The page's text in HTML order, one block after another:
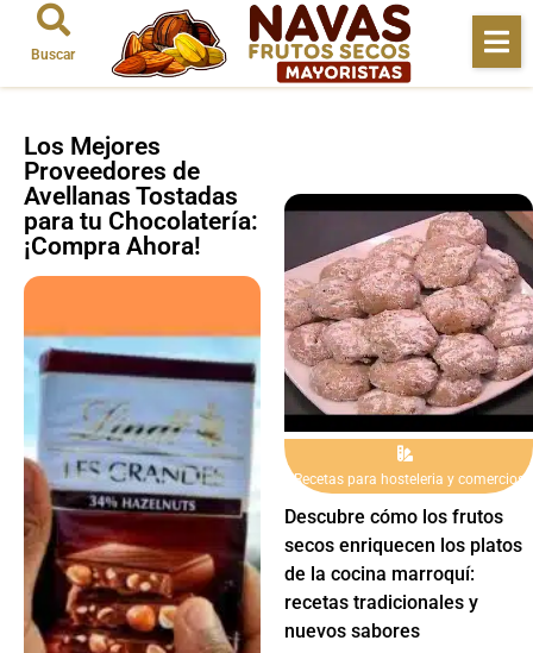
Buscar
Los Mejores
Proveedores de
Avellanas Tostadas
para tu Chocolatería:
¡Compra Ahora!
Recetas para hosteleria y comercios
Descubre cómo los frutos
secos enriquecen los platos
de la cocina marroquí:
recetas tradicionales y
nuevos sabores